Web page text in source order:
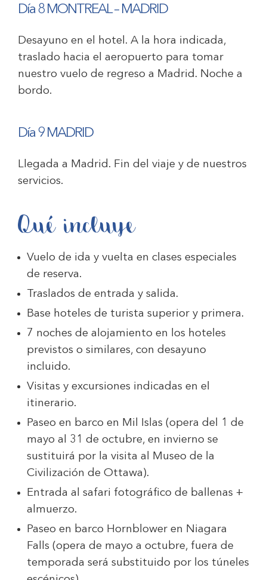
Día 8 MONTREAL – MADRID
Desayuno en el hotel. A la hora indicada,
traslado hacia el aeropuerto para tomar
nuestro vuelo de regreso a Madrid. Noche a
bordo.
Día 9 MADRID
Llegada a Madrid. Fin del viaje y de nuestros
servicios.
Qué incluye
Vuelo de ida y vuelta en clases especiales
de reserva.
Traslados de entrada y salida.
Base hoteles de turista superior y primera.
7 noches de alojamiento en los hoteles
previstos o similares, con desayuno
incluido.
Visitas y excursiones indicadas en el
itinerario.
Paseo en barco en Mil Islas (opera del 1 de
mayo al 31 de octubre, en invierno se
sustituirá por la visita al Museo de la
Civilización de Ottawa).
Entrada al safari fotográfico de ballenas +
almuerzo.
Paseo en barco Hornblower en Niagara
Falls (opera de mayo a octubre, fuera de
temporada será substituido por los túneles